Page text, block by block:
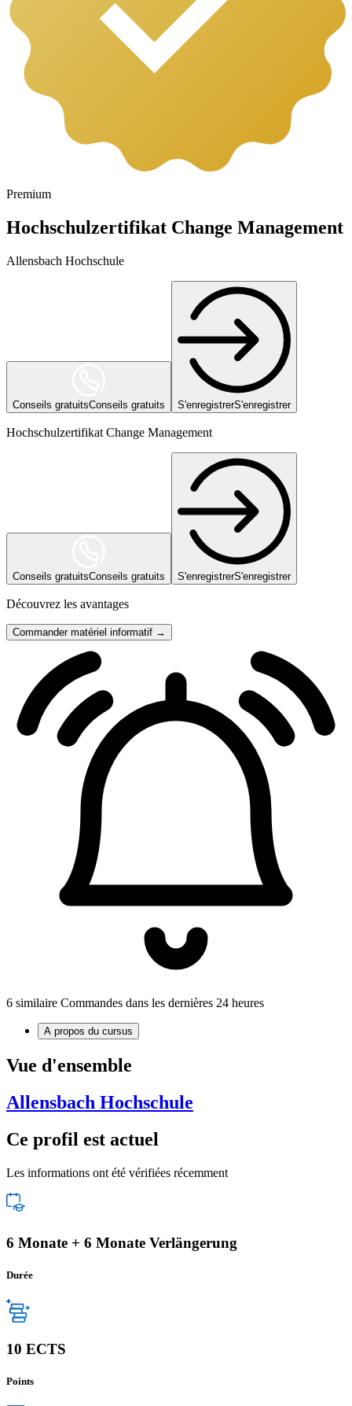
Premium
Hochschulzertifikat Change Management
Allensbach Hochschule
Conseils gratuitsConseils gratuits S'enregistrerS'enregistrer
Hochschulzertifikat Change Management
Conseils gratuitsConseils gratuits S'enregistrerS'enregistrer
Découvrez les avantages
Commander matériel informatif →
6 similaire Commandes dans les dernières 24 heures
A propos du cursus
Vue d'ensemble
Allensbach Hochschule
Ce profil est actuel
Les informations ont été vérifiées récemment
6 Monate + 6 Monate Verlängerung
Durée
10 ECTS
Points